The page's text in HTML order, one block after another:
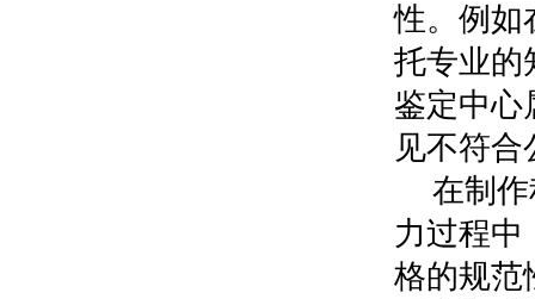
性。例如
托专业的
鉴定中心
见不符
在制
力过程中
格的规范